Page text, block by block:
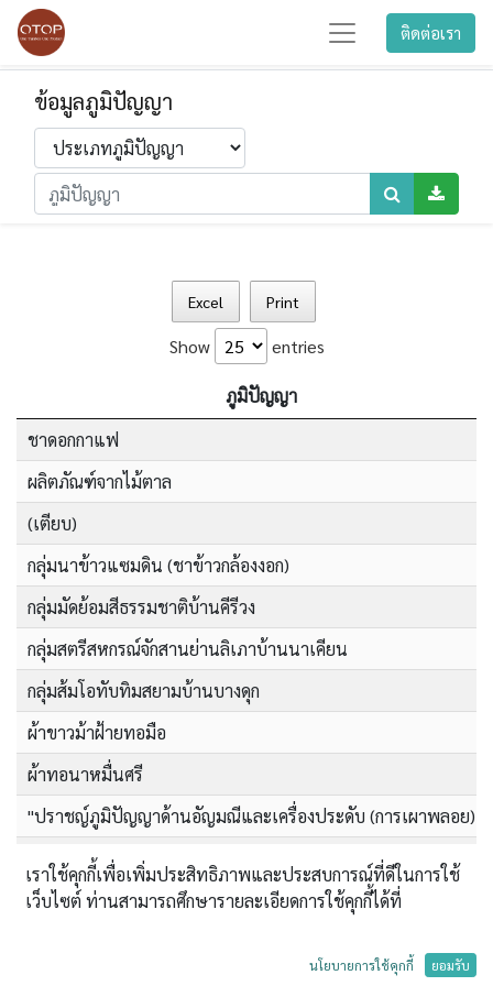
ติดต่อเรา
ข้อมูลภูมิปัญญา
Excel Print
Show entries
ภูมิปัญญา
ชาดอกกาแฟ
ผลิตภัณฑ์จากไม้ตาล
(เตียบ)
กลุ่มนาข้าวแซมดิน (ชาข้าวกล้องงอก)
กลุ่มมัดย้อมสีธรรมชาติบ้านคีรีวง
กลุ่มสตรีสหกรณ์จักสานย่านลิเภาบ้านนาเคียน
กลุ่มส้มโอทับทิมสยามบ้านบางดุก
ผ้าขาวม้าฝ้ายทอมือ
ผ้าทอนาหมื่นศรี
"ปราชญ์ภูมิปัญญาด้านอัญมณีและเครื่องประดับ (การเผาพลอย)
1. ผ้าทอลายคอแหลม 2.ผ้าทอลายดอกผักแว่น 3.ผ้าทอลายดอกกาบ
7 พลัง มะรุมคำฝอยพร้อมชง
เราใช้คุกกี้เพื่อเพิ่มประสิทธิภาพและประสบการณ์ที่ดีในการใช้
เว็บไซต์ ท่านสามารถศึกษารายละเอียดการใช้คุกกี้ได้ที่
นโยบายการใช้คุกกี้ ยอมรับ